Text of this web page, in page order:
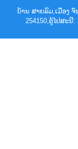
ບ້ານ ສາຍລົມ,ເມືອງ
254150,ຕູ້ໄປສະນີ: